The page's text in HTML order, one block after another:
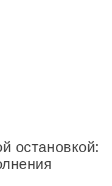
остановкой: